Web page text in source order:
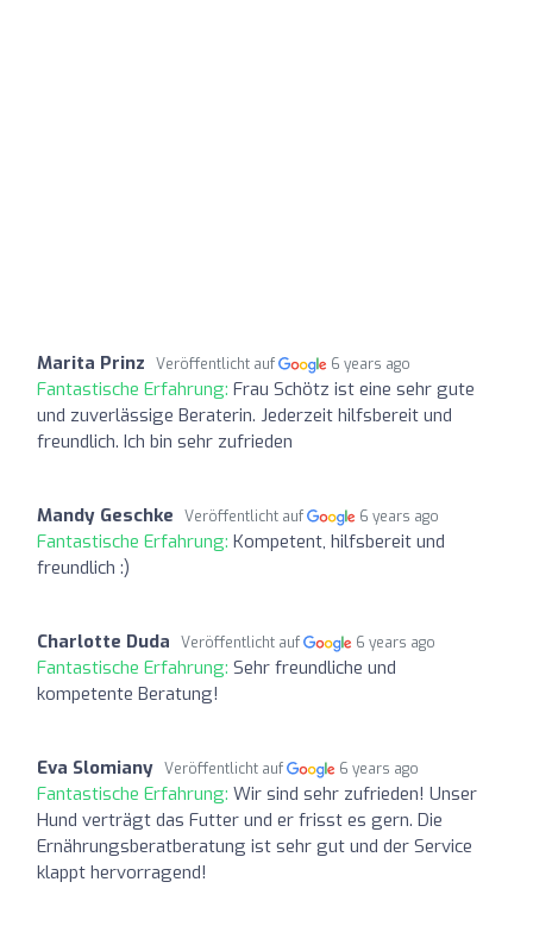
Marita Prinz Veröffentlicht auf 6 years ago
Fantastische Erfahrung: Frau Schötz ist eine sehr gute
und zuverlässige Beraterin. Jederzeit hilfsbereit und
freundlich. Ich bin sehr zufrieden
Mandy Geschke Veröffentlicht auf 6 years ago
Fantastische Erfahrung: Kompetent, hilfsbereit und
freundlich :)
Charlotte Duda Veröffentlicht auf 6 years ago
Fantastische Erfahrung: Sehr freundliche und
kompetente Beratung!
Eva Slomiany Veröffentlicht auf 6 years ago
Fantastische Erfahrung: Wir sind sehr zufrieden! Unser
Hund verträgt das Futter und er frisst es gern. Die
Ernährungsberatberatung ist sehr gut und der Service
klappt hervorragend!